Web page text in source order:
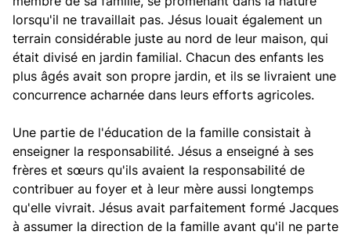
lorsqu'il ne travaillait pas. Jésus louait également un
terrain considérable juste au nord de leur maison, qui
était divisé en jardin familial. Chacun des enfants les
plus âgés avait son propre jardin, et ils se livraient une
concurrence acharnée dans leurs efforts agricoles.
Une partie de l'éducation de la famille consistait à
enseigner la responsabilité. Jésus a enseigné à ses
frères et sœurs qu'ils avaient la responsabilité de
contribuer au foyer et à leur mère aussi longtemps
qu'elle vivrait. Jésus avait parfaitement formé Jacques
à assumer la direction de la famille avant qu'il ne parte